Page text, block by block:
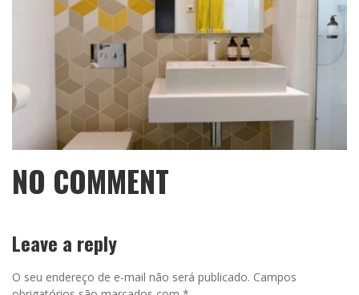
NO COMMENT
Leave a reply
O seu endereço de e-mail não será publicado. Campos